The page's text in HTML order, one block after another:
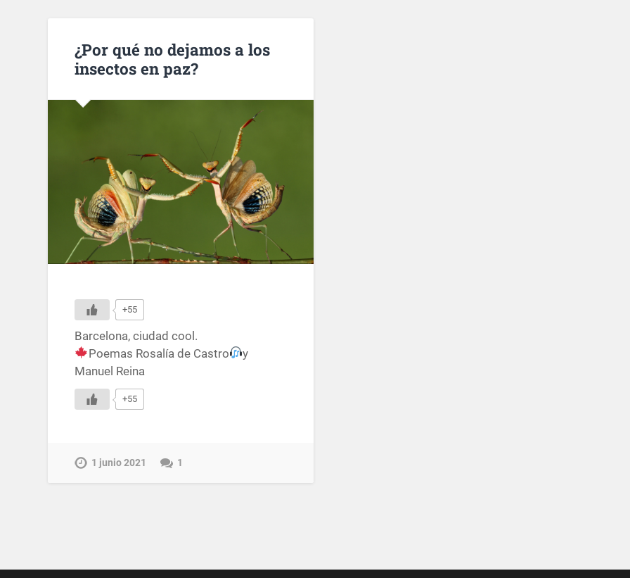
¿Por qué no dejamos a los
insectos en paz?
+55
Barcelona, ciudad cool.
Poemas Rosalía de Castro
y
Manuel Reina
+55
1 junio 2021 1